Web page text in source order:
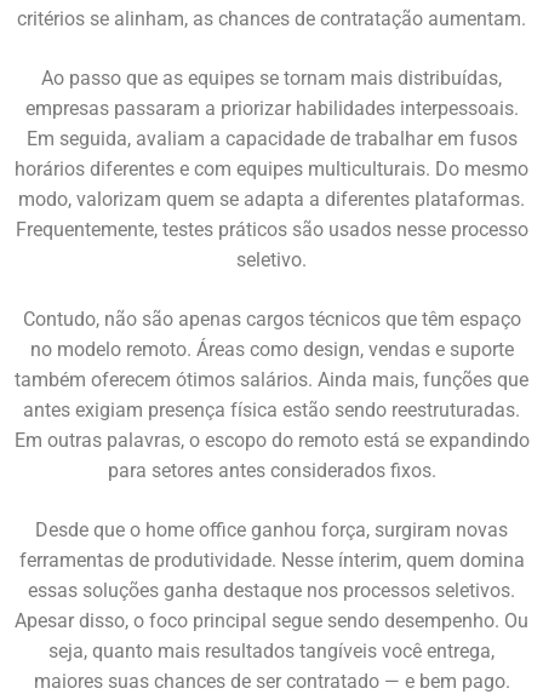
critérios se alinham, as chances de contratação aumentam.
Ao passo que as equipes se tornam mais distribuídas,
empresas passaram a priorizar habilidades interpessoais.
Em seguida, avaliam a capacidade de trabalhar em fusos
horários diferentes e com equipes multiculturais. Do mesmo
modo, valorizam quem se adapta a diferentes plataformas.
Frequentemente, testes práticos são usados nesse processo
seletivo.
Contudo, não são apenas cargos técnicos que têm espaço
no modelo remoto. Áreas como design, vendas e suporte
também oferecem ótimos salários. Ainda mais, funções que
antes exigiam presença física estão sendo reestruturadas.
Em outras palavras, o escopo do remoto está se expandindo
para setores antes considerados fixos.
Desde que o home office ganhou força, surgiram novas
ferramentas de produtividade. Nesse ínterim, quem domina
essas soluções ganha destaque nos processos seletivos.
Apesar disso, o foco principal segue sendo desempenho. Ou
seja, quanto mais resultados tangíveis você entrega,
maiores suas chances de ser contratado — e bem pago.